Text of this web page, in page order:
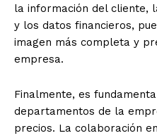
la información del cliente,
y los datos financieros,
imagen más completa y
empresa.
Finalmente, es
departamentos de la
precios. La colaboración